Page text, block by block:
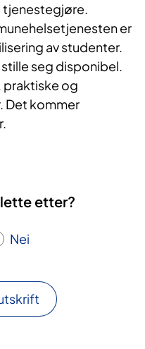
tjenestegjøre.
er
av studenter.
seg disponibel.
praktiske og
Det kommer
etter?
Nei